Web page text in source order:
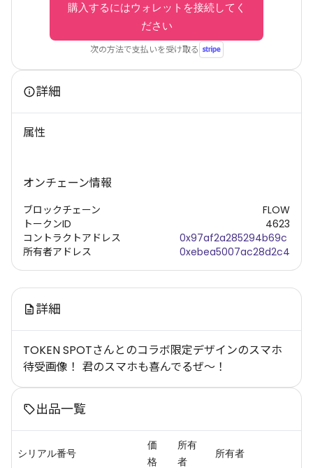
購入するにはウォレットを接続してく
ださい
次の方法で支払いを受け取る
詳細
属性
オンチェーン情報
ブロックチェーン
トークンID
コントラクトアドレス
所有者アドレス
FLOW
4623
0x97af2a285294b69c
0xebea5007ac28d2c4
詳細
TOKEN SPOTさんとのコラボ限定デザインのスマホ
待受画像！ 君のスマホも喜んでるぜ～！
出品一覧
シリアル番号
価
格
所有
者
所有者